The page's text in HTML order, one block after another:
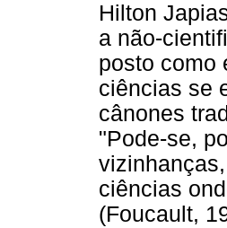
Hilton
a não-
posto como
ciências se
cânones
"Pode-se,
ciências
(Foucault,